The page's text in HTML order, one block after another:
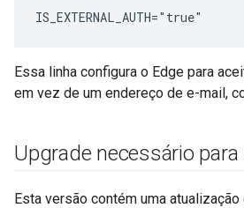
IS_EXTERNAL_AUTH="true"
Essa linha configura o Edge para
em vez de um endereço de e-mail,
Upgrade necessário para
Esta versão contém uma